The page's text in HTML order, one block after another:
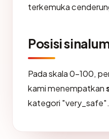
terkemuka
Posisi
Pada skala 0-100,
kami menempatkan
kategori "very_safe".